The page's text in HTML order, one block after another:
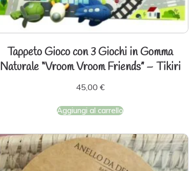
Tappeto Gioco con 3 Giochi in Gomma
Naturale “Vroom Vroom Friends” – Tikiri
45,00 €
Aggiungi al carrello